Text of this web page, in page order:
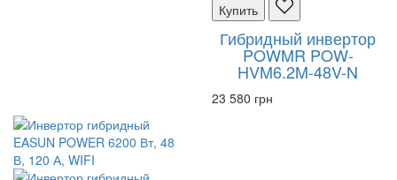
Купить
Гибридный инвертор
POWMR POW-
HVM6.2M-48V-N
23 580 грн